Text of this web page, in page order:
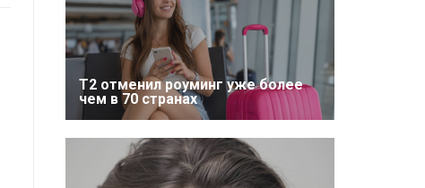
Т2 отменил роуминг уже более
чем в 70 странах